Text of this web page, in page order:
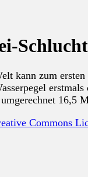
kann zum
16,5
Commons